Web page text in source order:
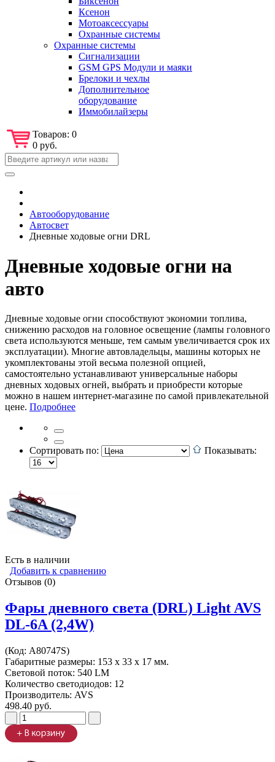
Ксенон
Мотоаксессуары
Охранные системы
Охранные системы
Сигнализации
GSM GPS Модули и маяки
Брелоки и чехлы
Дополнительное
оборудование
Иммобилайзеры
Товаров: 0
0 руб.
Автооборудование
Автосвет
Дневные ходовые огни DRL
Дневные ходовые огни на
авто
Дневные ходовые огни способствуют экономии топлива,
снижению расходов на головное освещение (лампы головного
света используются меньше, тем самым увеличивается срок их
эксплуатации). Многие автовладельцы, машины которых не
укомплектованы этой весьма полезной опцией,
самостоятельно устанавливают универсальные наборы
дневных ходовых огней, выбрать и приобрести которые
можно в нашем интернет-магазине по самой привлекательной
цене. Подробнее
Сортировать по: Показывать:
Есть в наличии
Добавить к сравнению
Отзывов (0)
Фары дневного света (DRL) Light AVS
DL-6A (2,4W)
(Код: A80747S)
Габаритные размеры: 153 х 33 х 17 мм.
Световой поток: 540 LM
Количество светодиодов: 12
Производитель: AVS
498.40 руб.